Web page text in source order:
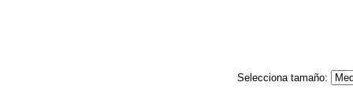
Selecciona tamaño: